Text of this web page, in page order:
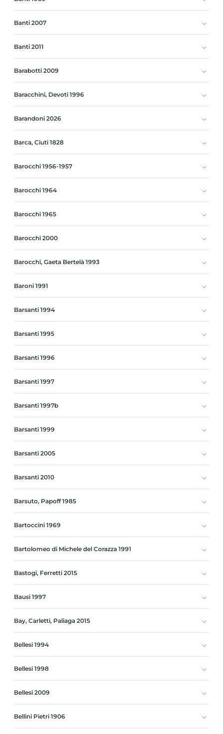
Banti 2007
Banti 2011
Barabotti 2009
Baracchini, Devoti 1996
Barandoni 2026
Barca, Ciuti 1828
Barocchi 1956-1957
Barocchi 1964
Barocchi 1965
Barocchi 2000
Barocchi, Gaeta Bertelà 1993
Baroni 1991
Barsanti 1994
Barsanti 1995
Barsanti 1996
Barsanti 1997
Barsanti 1997b
Barsanti 1999
Barsanti 2005
Barsanti 2010
Barsuto, Papoff 1985
Bartoccini 1969
Bartolomeo di Michele del Corazza 1991
Bastogi, Ferretti 2015
Bausi 1997
Bay, Carletti, Paliaga 2015
Bellesi 1994
Bellesi 1998
Bellesi 2009
Bellini Pietri 1906